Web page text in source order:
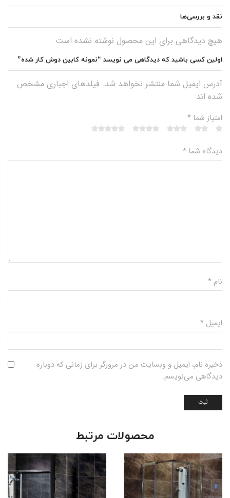
نقد و بررسی‌ها
هیچ دیدگاهی برای این محصول نوشته نشده است.
اولین کسی باشید که دیدگاهی می نویسد “نمونه کابین دوش کار شده”
آدرس ایمیل شما منتشر نخواهد شد. فیلدهای اجباری مشخص
شده اند
امتیاز شما *
دیدگاه شما *
نام *
ایمیل *
ذخیره نام، ایمیل و وبسایت من در مرورگر برای زمانی که دوباره
دیدگاهی می‌نویسم.
محصولات مرتبط